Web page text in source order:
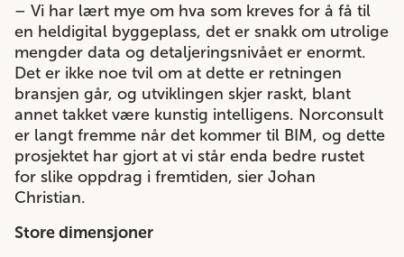
– Vi har lært mye om hva som kreves for å få til
en heldigital byggeplass, det er snakk om utrolige
mengder data og detaljeringsnivået er enormt.
Det er ikke noe tvil om at dette er retningen
bransjen går, og utviklingen skjer raskt, blant
annet takket være kunstig intelligens. Norconsult
er langt fremme når det kommer til BIM, og dette
prosjektet har gjort at vi står enda bedre rustet
for slike oppdrag i fremtiden, sier Johan
Christian.
Store dimensjoner